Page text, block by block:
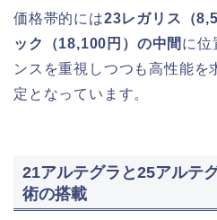
価格帯的には23レガリス（
ック（18,100円）の中間 に位
ンスを重視しつつも高性能を
定となっています。
21アルテグラと25アルテ
術の搭載